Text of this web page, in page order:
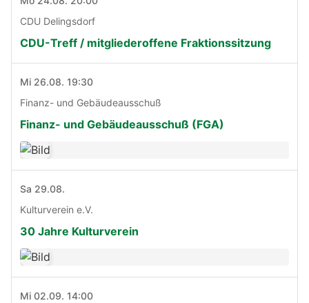
CDU Delingsdorf
CDU-Treff / mitgliederoffene Fraktionssitzung
Mi 26.08. 19:30
Finanz- und Gebäudeausschuß
Finanz- und Gebäudeausschuß (FGA)
Sa 29.08.
Kulturverein e.V.
30 Jahre Kulturverein
Mi 02.09. 14:00